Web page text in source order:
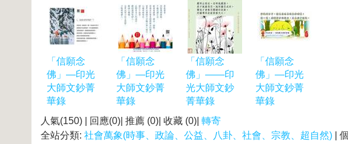
「信願念
佛」—印光
大師文鈔菁
華錄
「信願念
佛」—印光
大師文鈔菁
華錄
「信願念
佛」——印
光大師文鈔
菁華錄
「信願念
佛」—印光
大師文鈔菁
華錄
人氣(150) | 回應(0)| 推薦 (0)| 收藏 (0)| 轉寄
全站分類: 社會萬象(時事、政論、公益、八卦、社會、宗教、超自然) |